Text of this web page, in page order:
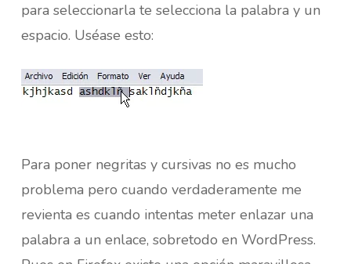
para seleccionarla te selecciona la palabra y un
espacio. Uséase esto:
Para poner negritas y cursivas no es mucho
problema pero cuando verdaderamente me
revienta es cuando intentas meter enlazar una
palabra a un enlace, sobretodo en WordPress.